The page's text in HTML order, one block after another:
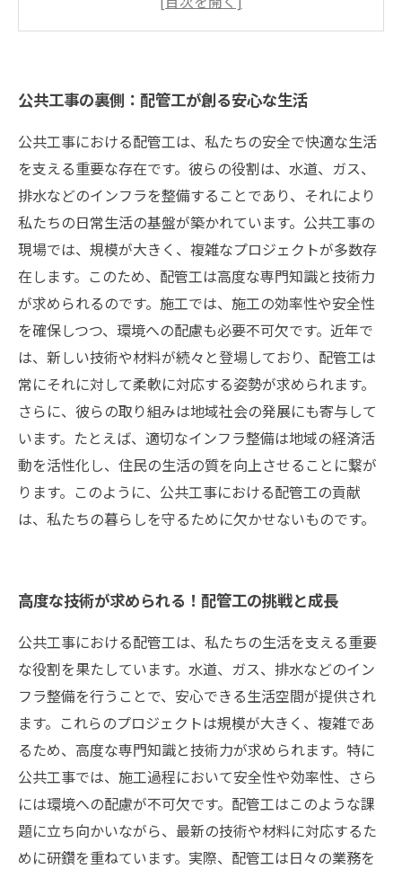
快適な生活のために：配管工の尽力を知ろう
公共工事の裏側：配管工が創る安心な生活
公共工事における配管工は、私たちの安全で快適な生活
を支える重要な存在です。彼らの役割は、水道、ガス、
排水などのインフラを整備することであり、それにより
私たちの日常生活の基盤が築かれています。公共工事の
現場では、規模が大きく、複雑なプロジェクトが多数存
在します。このため、配管工は高度な専門知識と技術力
が求められるのです。施工では、施工の効率性や安全性
を確保しつつ、環境への配慮も必要不可欠です。近年で
は、新しい技術や材料が続々と登場しており、配管工は
常にそれに対して柔軟に対応する姿勢が求められます。
さらに、彼らの取り組みは地域社会の発展にも寄与して
います。たとえば、適切なインフラ整備は地域の経済活
動を活性化し、住民の生活の質を向上させることに繋が
ります。このように、公共工事における配管工の貢献
は、私たちの暮らしを守るために欠かせないものです。
高度な技術が求められる！配管工の挑戦と成長
公共工事における配管工は、私たちの生活を支える重要
な役割を果たしています。水道、ガス、排水などのイン
フラ整備を行うことで、安心できる生活空間が提供され
ます。これらのプロジェクトは規模が大きく、複雑であ
るため、高度な専門知識と技術力が求められます。特に
公共工事では、施工過程において安全性や効率性、さら
には環境への配慮が不可欠です。配管工はこのような課
題に立ち向かいながら、最新の技術や材料に対応するた
めに研鑽を重ねています。実際、配管工は日々の業務を